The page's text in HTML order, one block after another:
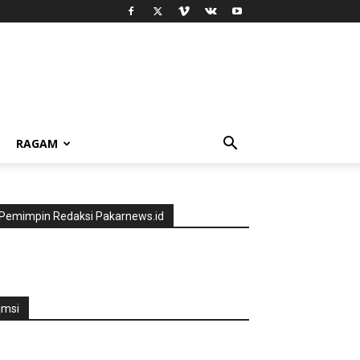
RAGAM
Pemimpin Redaksi Pakarnews.id